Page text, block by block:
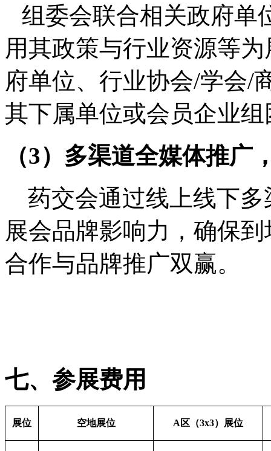
组委会联合相关政府单
用其政策与行业资源等
府单位、行业协会/学会/
其下属单位或会员企业
（3）多渠道全媒体推广
药交会通过线上线下
展会品牌影响力，确保
合作与品牌推广双赢。
七、参展费用
展位 空地展位 A 区（3x3）展位